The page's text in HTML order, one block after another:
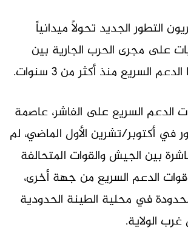
التطور الجديد تحولاً ميدانياً
على مجرى الحرب الجارية بين
السريع منذ أكثر من 3 سنوات.
الدعم السريع على الفاشر، عاصمة
في أكتوبر/تشرين الأول الماضي، لم
بين الجيش والقوات المتحالفة
الدعم السريع من جهة أخرى،
في محلية الطينة الحدودية
الولاية.